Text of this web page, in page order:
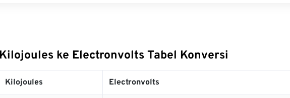
Kilojoules ke Electronvolts Tabel Konversi
Kilojoules Electronvolts